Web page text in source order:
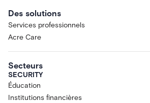
Des solutions
Services professionnels
Acre Care
Secteurs
SECURITY
Éducation
Institutions financières